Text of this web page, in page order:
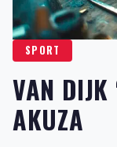
SPORT
VAN DIJK
AKUZA